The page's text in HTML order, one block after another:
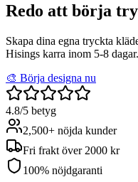
Redo att börja
Skapa dina egna tryckta
Hisings karra inom 5-8 dagar.
🎨 Börja designa nu
4.8/5 betyg
2,500+ nöjda kunder
Fri frakt över 2000 kr
100% nöjdgaranti